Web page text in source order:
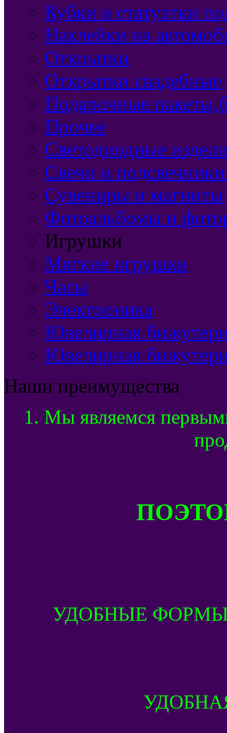
Кубки и статуэтки
Наклейки на
Открытки
Открытки свадебные
Подарочные
Прочее
Светодиодные
Свечи и
Сувениры и магниты
Фотоальбомы и
Игрушки
Мягкие игрушки
Часы
Электроника
Ювелирная
Ювелирная
Наши преимущества
1. Мы являемся
УДОБНЫЕ